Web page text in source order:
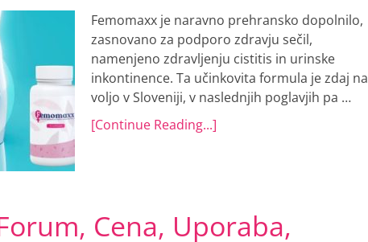
Femomaxx je naravno prehransko dopolnilo,
zasnovano za podporo zdravju sečil,
namenjeno zdravljenju cistitis in urinske
inkontinence. Ta učinkovita formula je zdaj na
voljo v Sloveniji, v naslednjih poglavjih pa …
[Continue Reading...]
Cena, Uporaba,